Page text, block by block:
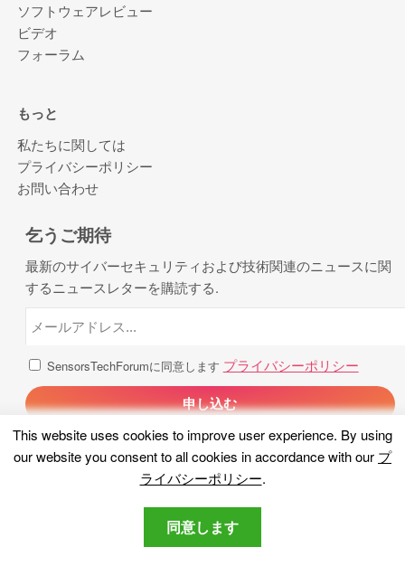
This website uses cookies to improve user experience. By using
our website you consent to all cookies in accordance with our プ
ライバシーポリシー.
同意します
ソフトウェアレビュー
ビデオ
フォーラム
もっと
私たちに関しては
プライバシーポリシー
お問い合わせ
乞うご期待
最新のサイバーセキュリティおよび技術関連のニュースに関
するニュースレターを購読する.
SensorsTechForumに同意します プライバシーポリシー
著作権 2026, センサー技術フォーラム. 全著作権所有.